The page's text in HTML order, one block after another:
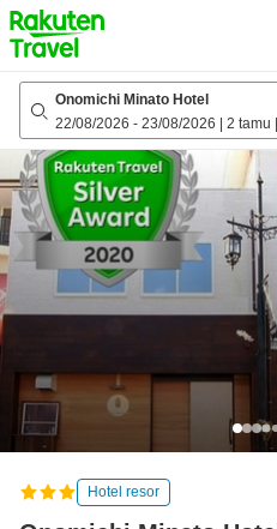
to
top
page
Onomichi Minato Hotel
22/08/2026 - 23/08/2026 2 tamu
Hotel resor